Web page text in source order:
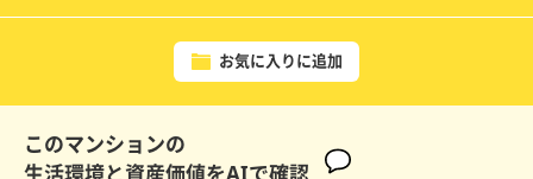
お気に入りに追加
このマンションの